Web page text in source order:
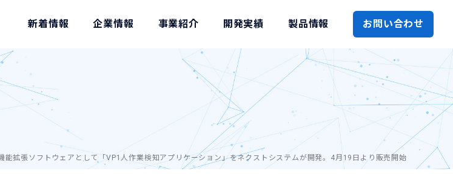
新着情報 企業情報 事業紹介 開発実績 製品情報 お問い合わせ
能拡張ソフトウェアとして「VP1人作業検知アプリケーション」をネクストシステムが開発。4月19日より販売開始